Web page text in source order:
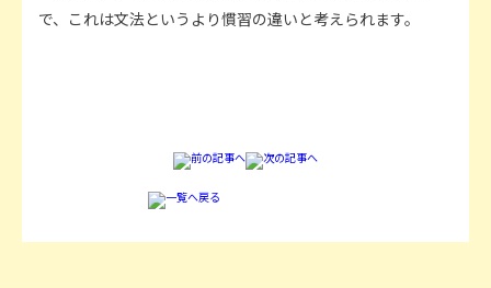
で、これは文法というより慣習の違いと考えられます。